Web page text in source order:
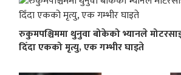
रुकुमपश्चिममा थुनुवा बोकेको भ्यानले
दिँदा एकको मृत्यु, एक गम्भीर घाइते